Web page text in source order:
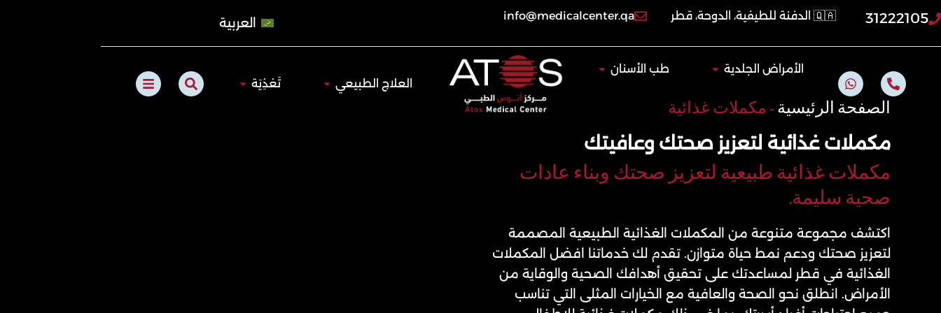
إلى
المحتوى
31222105 🇶🇦 الدفنة للطيفية، الدوحة، قطر info@medicalcenter.qa العربية
P
h
o
n
-
a
W
h
t
a
p
p
الأمراض الجلدية Open الأمراض الجلدية طب الأسنان Open طب الأسنان
العلاج الطبيعي Open العلاج الطبيعي تَغذِيَة Open تَغذِيَة
S
e
B
a
الصفحة الرئيسية- مكملات غذائية
مكملات غذائية لتعزيز صحتك وعافيتك
مكملات غذائية طبيعية لتعزيز صحتك وبناء عادات
صحية سليمة.
اكتشف مجموعة متنوعة من المكملات الغذائية الطبيعية المصممة
لتعزيز صحتك ودعم نمط حياة متوازن. تقدم لك خدماتنا افضل المكملات
الغذائية في قطر لمساعدتك على تحقيق أهدافك الصحية والوقاية من
الأمراض. انطلق نحو الصحة والعافية مع الخيارات المثلى التي تناسب